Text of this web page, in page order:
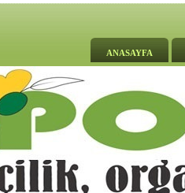
ANASAYFA